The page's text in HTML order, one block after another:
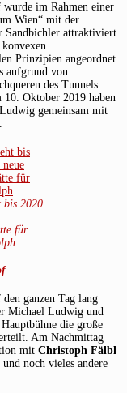
im Rahmen einer
Wien“ mit der
Sandbichler attraktiviert.
Prinzipien angeordnet
aufgrund von
des Tunnels
10. Oktober 2019 haben
gemeinsam mit
bis 2020
für
ganzen Tag lang
Michael Ludwig und
die große
Am Nachmittag
mit Christoph Fälbl
und noch vieles andere